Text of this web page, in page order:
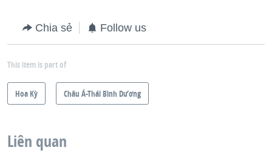
Chia sẻ Follow us
This item is part of
Hoa Kỳ Châu Á-Thái Bình Dương
Liên quan